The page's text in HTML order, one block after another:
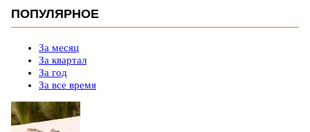
ПОПУЛЯРНОЕ
За месяц
За квартал
За год
За все время